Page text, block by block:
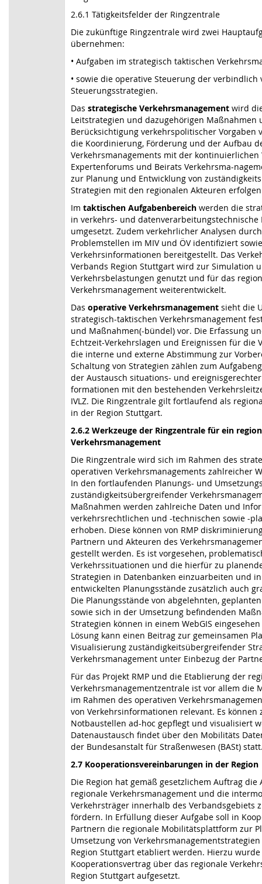
2.6.1 Tätigkeitsfelder der Ringzentrale
Die zukünftige Ringzentrale wird zwei
übernehmen:
• Aufgaben im strategisch taktischen
• sowie die operative Steuerung der
Steuerungsstrategien.
Das strategische Verkehrsmanagement wird
Leitstrategien und dazugehörigen Maßnahmen
Berücksichtigung verkehrspolitischer Vorgaben
die Koordinierung, Förderung und der Aufbau
Verkehrsmanagements mit der
Expertenforums und Beirats Verkehrsma-
zur Planung und Entwicklung von
Strategien mit den regionalen Akteuren
Im taktischen Aufgabenbereich werden die
in verkehrs- und datenverarbeitungstechnische
umgesetzt. Zudem verkehrlicher Analysen
Problemstellen im MIV und ÖV identifiziert
Verkehrsinformationen bereitgestellt. Das
Verbands Region Stuttgart wird zur Simulation
Verkehrsbelastungen genutzt und für das
Verkehrsmanagement weiterentwickelt.
Das operative Verkehrsmanagement sieht die
strategisch-taktischen Verkehrsmanagement
und Maßnahmen(-bündel) vor. Die Erfassung
Echtzeit-Verkehrslagen und Ereignissen für die
die interne und externe Abstimmung zur
Schaltung von Strategien zählen zum
der Austausch situations- und
formationen mit den bestehenden
IVLZ. Die Ringzentrale gilt fortlaufend als
in der Region Stuttgart.
2.6.2 Werkzeuge der Ringzentrale für ein
Verkehrsmanagement
Die Ringzentrale wird sich im Rahmen des
operativen Verkehrsmanagements zahlreicher
In den fortlaufenden Planungs- und
zuständigkeitsübergreifender
Maßnahmen werden zahlreiche Daten und
verkehrsrechtlichen und -technischen sowie -
erhoben. Diese können von RMP
Partnern und Akteuren des
gestellt werden. Es ist vorgesehen,
Verkehrssituationen und die hierfür zu
Strategien in Datenbanken einzuarbeiten und
entwickelten Planungsstände zusätzlich auch
Die Planungsstände von abgelehnten,
sowie sich in der Umsetzung befindenden
Strategien können in einem WebGIS
Lösung kann einen Beitrag zur gemeinsamen
Visualisierung zuständigkeitsübergreifender
Verkehrsmanagement unter Einbezug der
Für das Projekt RMP und die Etablierung der
Verkehrsmanagementzentrale ist vor allem die
im Rahmen des operativen
von Verkehrsinformationen relevant. Es können
Notbaustellen ad-hoc gepflegt und visualisiert
Datenaustausch findet über den Mobilitäts
der Bundesanstalt für Straßenwesen (BASt)
2.7 Kooperationsvereinbarungen in der Region
Die Region hat gemäß gesetzlichem Auftrag die
regionale Verkehrsmanagement und die
Verkehrsträger innerhalb des Verbandsgebiets
fördern. In Erfüllung dieser Aufgabe soll in
Partnern die regionale Mobilitätsplattform zur
Umsetzung von
Region Stuttgart etabliert werden. Hierzu
Kooperationsvertrag über das regionale
Region Stuttgart aufgesetzt.